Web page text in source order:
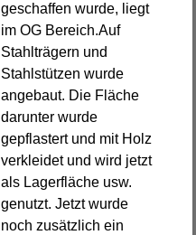
geschaffen wurde, liegt
im OG Bereich.Auf
Stahlträgern und
Stahlstützen wurde
angebaut. Die Fläche
darunter wurde
gepflastert und mit Holz
verkleidet und wird jetzt
als Lagerfläche usw.
genutzt. Jetzt wurde
noch zusätzlich ein